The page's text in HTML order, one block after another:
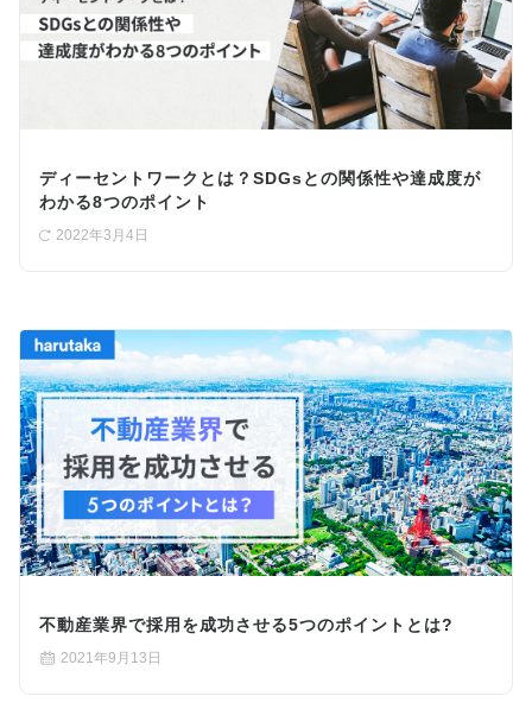
ディーセントワークとは？SDGsとの関係性や達成度が
わかる8つのポイント
2022年3月4日
不動産業界で採用を成功させる5つのポイントとは?
2021年9月13日